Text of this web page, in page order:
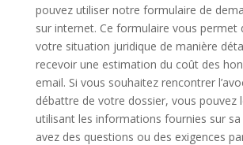
pouvez utiliser notre formulaire de
sur internet. Ce formulaire vous permet
votre situation juridique de manière
recevoir une estimation du coût des
email. Si vous souhaitez rencontrer
débattre de votre dossier, vous pouvez
utilisant les informations fournies sur sa
avez des questions ou des exigences